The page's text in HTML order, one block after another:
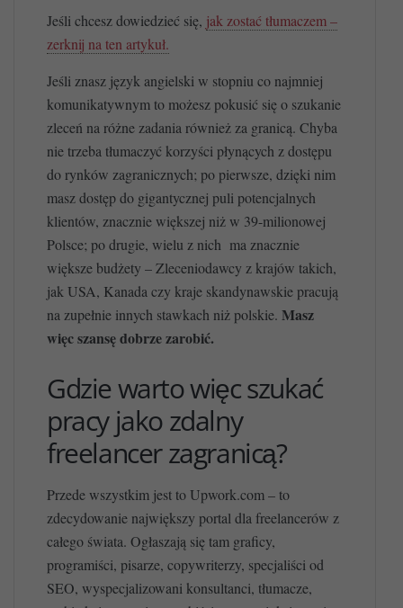
Jeśli chcesz dowiedzieć się, jak zostać tłumaczem –
zerknij na ten artykuł.
Jeśli znasz język angielski w stopniu co najmniej
komunikatywnym to możesz pokusić się o szukanie
zleceń na różne zadania również za granicą. Chyba
nie trzeba tłumaczyć korzyści płynących z dostępu
do rynków zagranicznych; po pierwsze, dzięki nim
masz dostęp do gigantycznej puli potencjalnych
klientów, znacznie większej niż w 39-milionowej
Polsce; po drugie, wielu z nich ma znacznie
większe budżety – Zleceniodawcy z krajów takich,
jak USA, Kanada czy kraje skandynawskie pracują
na zupełnie innych stawkach niż polskie. Masz
więc szansę dobrze zarobić.
Gdzie warto więc szukać
pracy jako zdalny
freelancer zagranicą?
Przede wszystkim jest to Upwork.com – to
zdecydowanie największy portal dla freelancerów z
całego świata. Ogłaszają się tam graficy,
programiści, pisarze, copywriterzy, specjaliści od
SEO, wyspecjalizowani konsultanci, tłumacze,